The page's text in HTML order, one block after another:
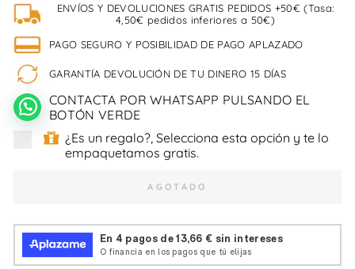
ENVÍOS Y DEVOLUCIONES GRATIS PEDIDOS +50€ (Tasa:
4,50€ pedidos inferiores a 50€)
PAGO SEGURO Y POSIBILIDAD DE PAGO APLAZADO
GARANTÍA DEVOLUCIÓN DE TU DINERO 15 DÍAS
CONTACTA POR WHATSAPP PULSANDO EL
BOTÓN VERDE
¿Es un regalo?, Selecciona esta opción y te lo
empaquetamos gratis.
AGOTADO